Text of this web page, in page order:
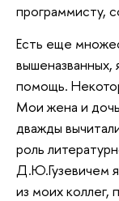
программисту,
Есть еще
вышеназванных,
помощь.
Мои жена и
дважды
роль
Д.Ю.Гузевичем
из моих коллег,